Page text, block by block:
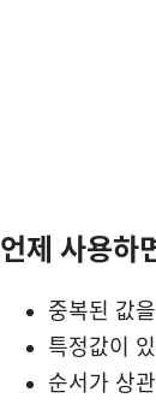
언제 사용하
중복된 값
특정값이
순서가 상